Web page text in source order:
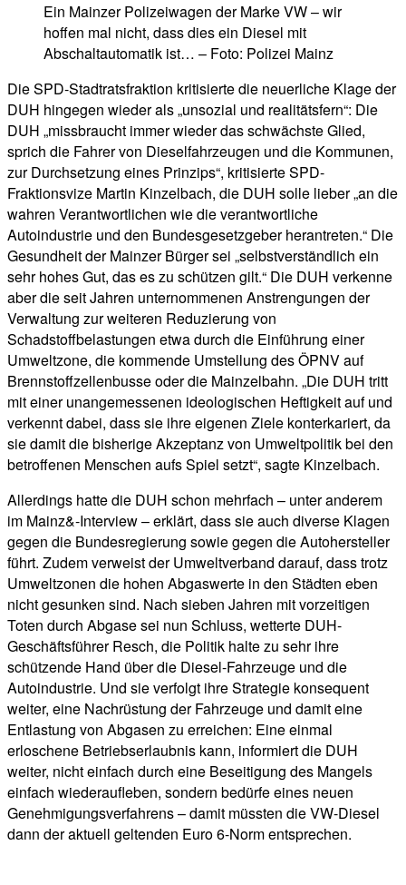
Ein Mainzer Polizeiwagen der Marke VW – wir
hoffen mal nicht, dass dies ein Diesel mit
Abschaltautomatik ist… – Foto: Polizei Mainz
Die SPD-Stadtratsfraktion kritisierte die neuerliche Klage der
DUH hingegen wieder als „unsozial und realitätsfern“: Die
DUH „missbraucht immer wieder das schwächste Glied,
sprich die Fahrer von Dieselfahrzeugen und die Kommunen,
zur Durchsetzung eines Prinzips“, kritisierte SPD-
Fraktionsvize Martin Kinzelbach, die DUH solle lieber „an die
wahren Verantwortlichen wie die verantwortliche
Autoindustrie und den Bundesgesetzgeber herantreten.“ Die
Gesundheit der Mainzer Bürger sei „selbstverständlich ein
sehr hohes Gut, das es zu schützen gilt.“ Die DUH verkenne
aber die seit Jahren unternommenen Anstrengungen der
Verwaltung zur weiteren Reduzierung von
Schadstoffbelastungen etwa durch die Einführung einer
Umweltzone, die kommende Umstellung des ÖPNV auf
Brennstoffzellenbusse oder die Mainzelbahn. „Die DUH tritt
mit einer unangemessenen ideologischen Heftigkeit auf und
verkennt dabei, dass sie ihre eigenen Ziele konterkariert, da
sie damit die bisherige Akzeptanz von Umweltpolitik bei den
betroffenen Menschen aufs Spiel setzt“, sagte Kinzelbach.
Allerdings hatte die DUH schon mehrfach – unter anderem
im Mainz&-Interview – erklärt, dass sie auch diverse Klagen
gegen die Bundesregierung sowie gegen die Autohersteller
führt. Zudem verweist der Umweltverband darauf, dass trotz
Umweltzonen die hohen Abgaswerte in den Städten eben
nicht gesunken sind. Nach sieben Jahren mit vorzeitigen
Toten durch Abgase sei nun Schluss, wetterte DUH-
Geschäftsführer Resch, die Politik halte zu sehr ihre
schützende Hand über die Diesel-Fahrzeuge und die
Autoindustrie. Und sie verfolgt ihre Strategie konsequent
weiter, eine Nachrüstung der Fahrzeuge und damit eine
Entlastung von Abgasen zu erreichen: Eine einmal
erloschene Betriebserlaubnis kann, informiert die DUH
weiter, nicht einfach durch eine Beseitigung des Mangels
einfach wiederaufleben, sondern bedürfe eines neuen
Genehmigungsverfahrens – damit müssten die VW-Diesel
dann der aktuell geltenden Euro 6-Norm entsprechen.